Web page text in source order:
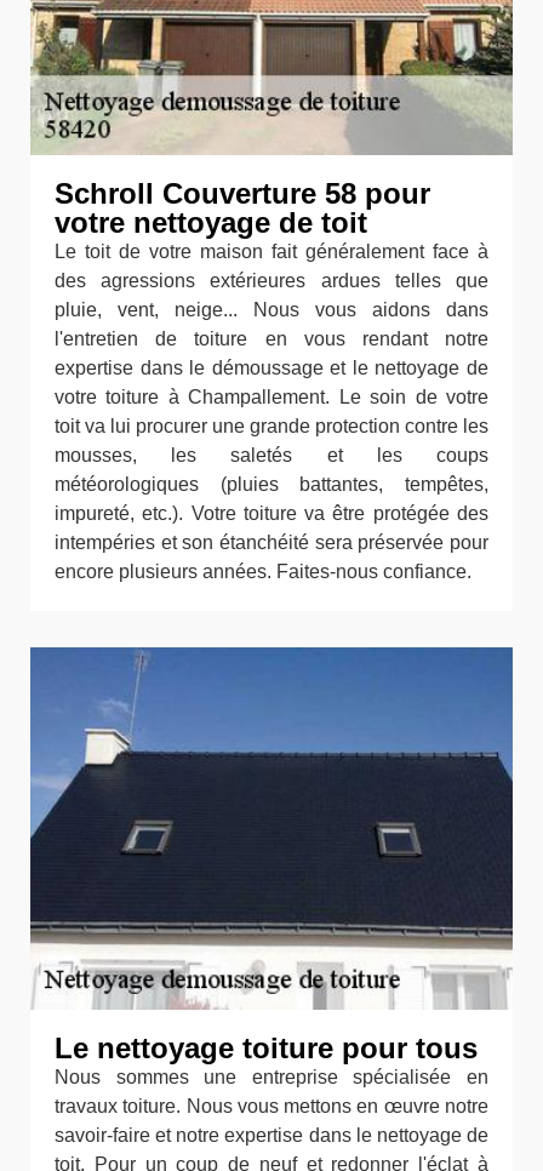
Schroll Couverture 58 pour
votre nettoyage de toit
Le toit de votre maison fait généralement face à
des agressions extérieures ardues telles que
pluie, vent, neige... Nous vous aidons dans
l'entretien de toiture en vous rendant notre
expertise dans le démoussage et le nettoyage de
votre toiture à Champallement. Le soin de votre
toit va lui procurer une grande protection contre les
mousses, les saletés et les coups
météorologiques (pluies battantes, tempêtes,
impureté, etc.). Votre toiture va être protégée des
intempéries et son étanchéité sera préservée pour
encore plusieurs années. Faites-nous confiance.
Le nettoyage toiture pour tous
Nous sommes une entreprise spécialisée en
travaux toiture. Nous vous mettons en œuvre notre
savoir-faire et notre expertise dans le nettoyage de
toit. Pour un coup de neuf et redonner l'éclat à